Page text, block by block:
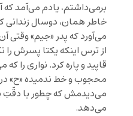
برمی‌داشتم، یادم می‌آمد که
خاطر همان، دوسال زندانی
می‌آورد که پدر «جیم» وقتی
از ترس اینکه یکتا پسرش را
قاپید و پاره کرد. نواری را
محجوب و خط ندمیده «ح»
می‌دیدمش که چطور با
می‌دهد.